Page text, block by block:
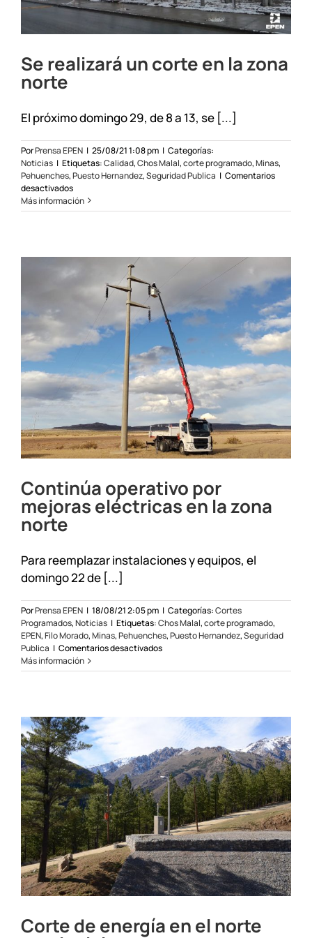
Se realizará un corte en la zona
norte
El próximo domingo 29, de 8 a 13, se [...]
PorPrensa EPEN | 25/08/21 1:08 pm | Categorías:
Noticias | Etiquetas:Calidad,Chos Malal,corte programado,Minas,
Pehuenches,Puesto Hernandez,Seguridad Publica | Comentarios
desactivadosen
Se
realizará
zona
norte
Más información
Continúa operativo por
mejoras eléctricas en la zona
norte
Para reemplazar instalaciones y equipos, el
domingo 22 de [...]
PorPrensa EPEN | 18/08/21 2:05 pm | Categorías:Cortes
Programados,Noticias | Etiquetas:Chos Malal,corte programado,
EPEN,Filo Morado,Minas,Pehuenches,Puesto Hernandez,Seguridad
Publica | Comentarios desactivadosen
operativo
zona
norte
Más información
Corte de energía en el norte